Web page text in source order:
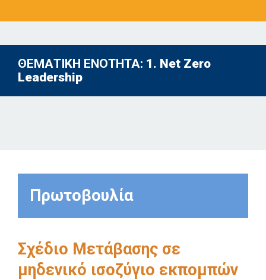
ΘΕΜΑΤΙΚΗ ΕΝΟΤΗΤΑ: 1. Net Zero
Leadership
Πρωτοβουλία
Σχέδιο Μετάβασης σε
μηδενικό ισοζύγιο εκπομπών